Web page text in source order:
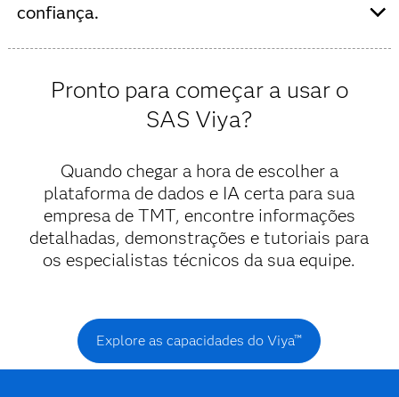
confiança.
impulsionadas por IA e machine learning, permitindo
antecipar e responder às necessidades dos clientes.
Pronto para começar a usar o
SAS Viya?
Quando chegar a hora de escolher a
plataforma de dados e IA certa para sua
empresa de TMT, encontre informações
detalhadas, demonstrações e tutoriais para
os especialistas técnicos da sua equipe.
Explore as capacidades do Viya™